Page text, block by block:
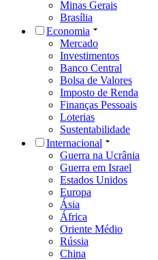
Minas Gerais
Brasília
Economia
Mercado
Investimentos
Banco Central
Bolsa de Valores
Imposto de Renda
Finanças Pessoais
Loterias
Sustentabilidade
Internacional
Guerra na Ucrânia
Guerra em Israel
Estados Unidos
Europa
Ásia
África
Oriente Médio
Rússia
China